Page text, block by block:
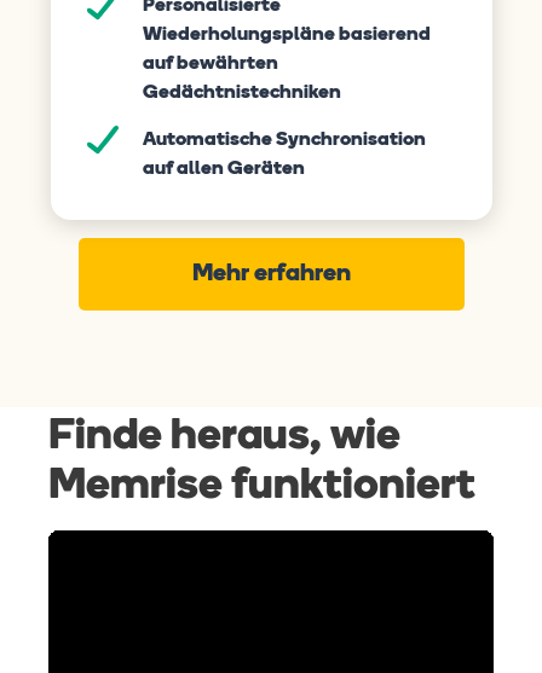
Personalisierte
Wiederholungspläne basierend
auf bewährten
Gedächtnistechniken
Automatische Synchronisation
auf allen Geräten
Mehr erfahren
Finde heraus, wie
Memrise funktioniert